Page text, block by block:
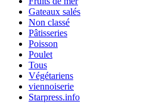
Gateaux salés
Non classé
Pâtisseries
Poisson
Poulet
Tous
Végétariens
viennoiserie
Starpress.info